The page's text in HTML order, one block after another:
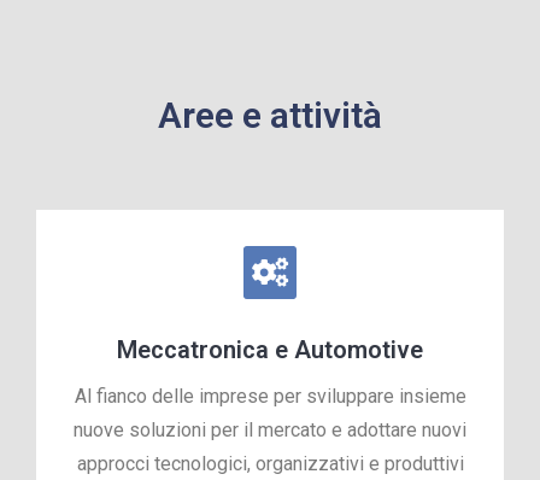
Aree e attività
Meccatronica e Automotive
Al fianco delle imprese per sviluppare insieme
nuove soluzioni per il mercato e adottare nuovi
approcci tecnologici, organizzativi e produttivi